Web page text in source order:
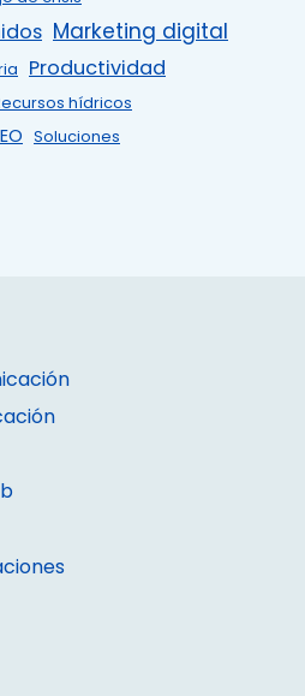
Marketing digital
Productividad
hídricos
Soluciones